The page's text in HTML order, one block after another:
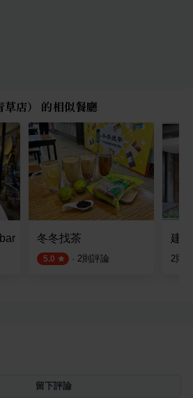
店） 的相似餐廳
冬冬找茶
5.0 · 2則評論
建
2則
留下評論